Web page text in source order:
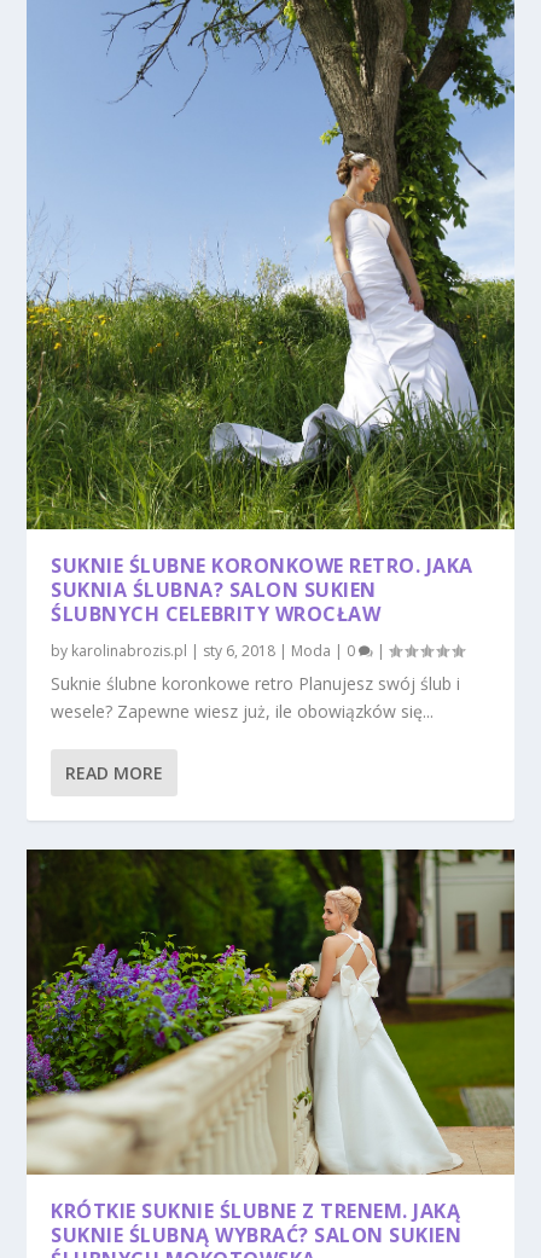
SUKNIE ŚLUBNE KORONKOWE RETRO. JAKA
SUKNIA ŚLUBNA? SALON SUKIEN
ŚLUBNYCH CELEBRITY WROCŁAW
by karolinabrozis.pl | sty 6, 2018 | Moda | 0 |
Suknie ślubne koronkowe retro Planujesz swój ślub i
wesele? Zapewne wiesz już, ile obowiązków się...
READ MORE
KRÓTKIE SUKNIE ŚLUBNE Z TRENEM. JAKĄ
SUKNIE ŚLUBNĄ WYBRAĆ? SALON SUKIEN